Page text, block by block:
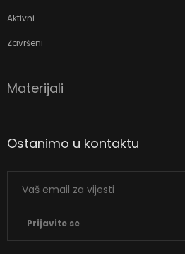
Aktivni
Završeni
Materijali
Ostanimo u kontaktu
Prijavite se